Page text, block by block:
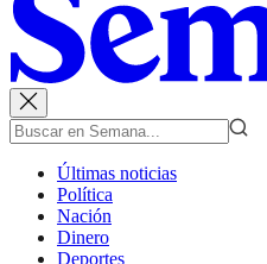
Últimas noticias
Política
Nación
Dinero
Deportes